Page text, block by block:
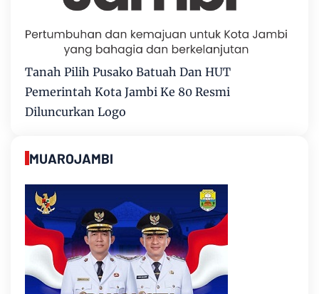
Tanah Pilih Pusako Batuah Dan HUT
Pemerintah Kota Jambi Ke 80 Resmi
Diluncurkan Logo
MUAROJAMBI